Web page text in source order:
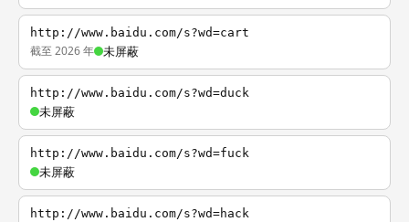
http://www.baidu.com/s?wd=cart
截至 2026 年 未屏蔽
http://www.baidu.com/s?wd=duck
未屏蔽
http://www.baidu.com/s?wd=fuck
未屏蔽
http://www.baidu.com/s?wd=hack